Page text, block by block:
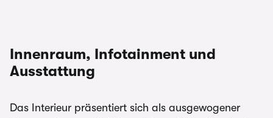
Innenraum, Infotainment und
Ausstattung
Das Interieur präsentiert sich als ausgewogener